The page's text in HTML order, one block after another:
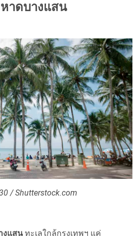
าดบางแสน
/ Shutterstock.com
งแสนทะเลใกล้กรุงเทพฯ แค่